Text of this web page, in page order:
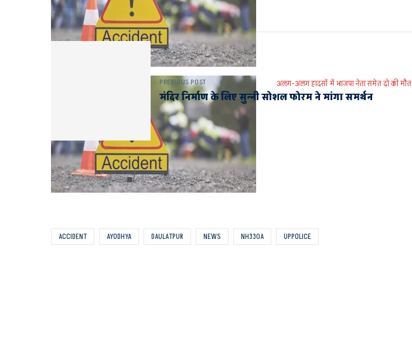
अलग-अलग हादसों में भाजपा नेता समेत दो की मौत
ACCIDENT AYODHYA DAULATPUR NEWS NH330A UPPOLICE
PREVIOUS POST
मंदिर निर्माण के लिए सुन्नी सोशल फोरम ने मांगा समर्थन